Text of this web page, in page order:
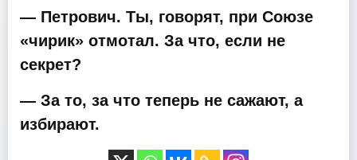
— Петрович. Ты, говорят, при Союзе
«чирик» отмотал. За что, если не
секрет?
— За то, за что теперь не сажают, а
избирают.